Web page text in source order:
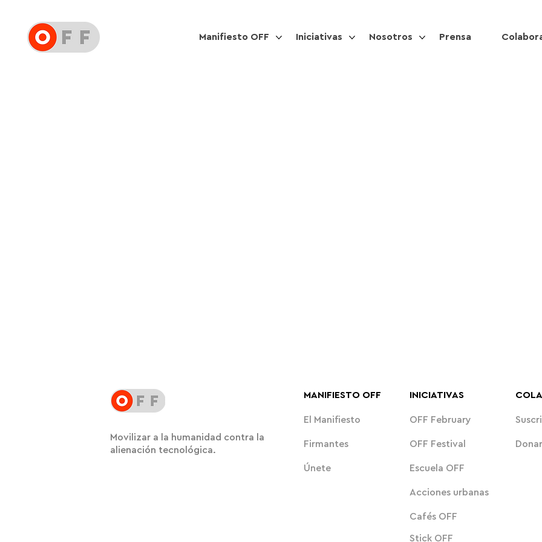
Manifiesto OFF Iniciativas Nosotros Prensa
Movilizar a la humanidad contra la
alienación tecnológica.
MANIFIESTO OFF
El Manifiesto
Firmantes
Únete
INICIATIVAS
OFF February
OFF Festival Donar
Escuela OFF
Acciones urbanas
Cafés OFF
Stick OFF